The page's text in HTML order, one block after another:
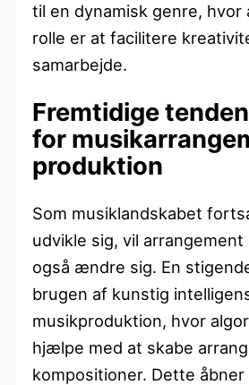
til en dynamisk genre, hvor
rolle er at facilitere
samarbejde.
Fremtidige
for
produktion
Som musiklandskabet
udvikle sig, vil
også ændre sig. En
brugen af kunstig
musikproduktion, hvor
hjælpe med at skabe
kompositioner. Dette